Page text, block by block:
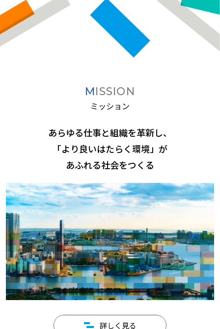
MISSION
ミッション
あらゆる仕事と組織を革新し、
「より良いはたらく環境」が
あふれる社会をつくる
詳しく見る